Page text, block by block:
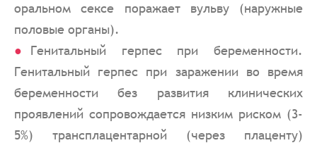
оральном сексе поражает вульву (наружные
половые органы).
Генитальный герпес при беременности.
Генитальный герпес при заражении во время
беременности без развития клинических
проявлений сопровождается низким риском (3-
5%) трансплацентарной (через плаценту)